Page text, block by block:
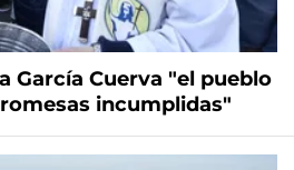
García Cuerva "el pueblo
incumplidas"